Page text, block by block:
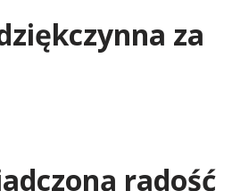
za
radość